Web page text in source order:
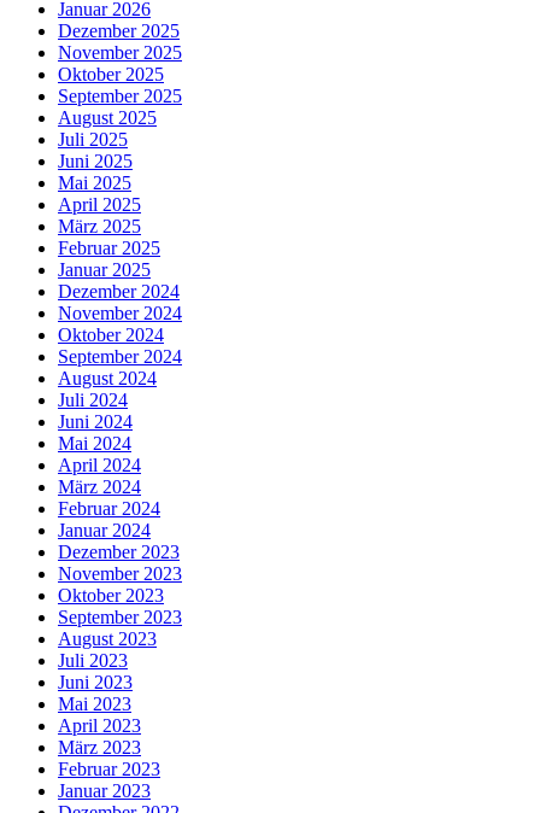
Januar 2026
Dezember 2025
November 2025
Oktober 2025
September 2025
August 2025
Juli 2025
Juni 2025
Mai 2025
April 2025
März 2025
Februar 2025
Januar 2025
Dezember 2024
November 2024
Oktober 2024
September 2024
August 2024
Juli 2024
Juni 2024
Mai 2024
April 2024
März 2024
Februar 2024
Januar 2024
Dezember 2023
November 2023
Oktober 2023
September 2023
August 2023
Juli 2023
Juni 2023
Mai 2023
April 2023
März 2023
Februar 2023
Januar 2023